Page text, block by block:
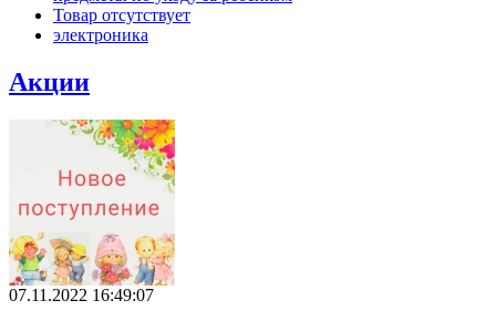
Товар отсутствует
электроника
Акции
07.11.2022 16:49:07